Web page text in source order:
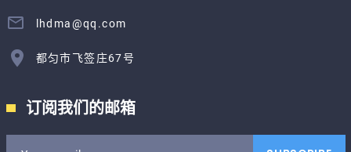
lhdma@qq.com
都匀市飞签庄67号
订阅我们的邮箱